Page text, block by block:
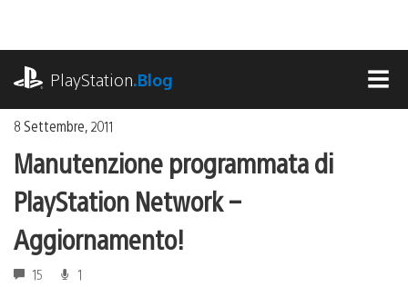
contenuto
PlayStation.Blog
8 Settembre, 2011
Manutenzione programmata di
PlayStation Network –
Aggiornamento!
15 1